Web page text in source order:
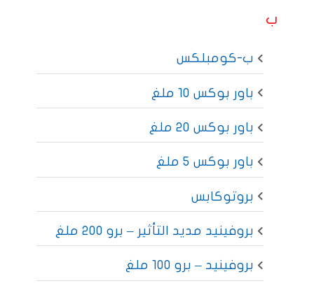
ب
ب-كومبلكس
باور بوكس 10 ملغ
باور بوكس 20 ملغ
باور بوكس 5 ملغ
بروتوكابس
بروفينيد مديد التأثير – برو 200 ملغ
بروفينيد – برو 100 ملغ